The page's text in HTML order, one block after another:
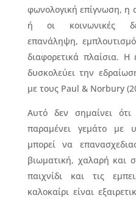
φωνολογική επίγνωση, η
ή οι κοινωνικές
επανάληψη,
διαφορετικά πλαίσια. Η
δυσκολεύει την
με τους Paul & Norbury
Αυτό δεν σημαίνει
παραμένει γεμάτο με
μπορεί να
βιωματική, χαλαρή και
παιχνίδι και τις
καλοκαίρι είναι